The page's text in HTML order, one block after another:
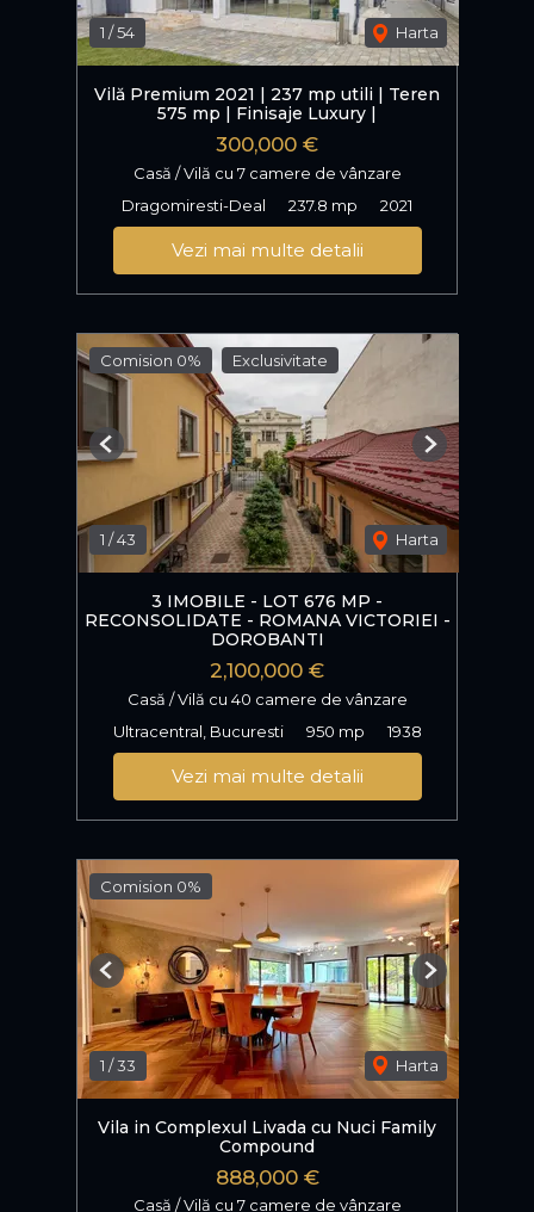
1 /54 Harta
Vilă Premium 2021 | 237 mp utili | Teren
575 mp | Finisaje Luxury |
300,000 €
Casă / Vilă cu 7 camere de vânzare
Dragomiresti-Deal
237.8 mp 2021
Vezi mai multe detalii
Comision 0% Exclusivitate
1 /43 Harta
Previous Next
3 IMOBILE - LOT 676 MP -
RECONSOLIDATE - ROMANA VICTORIEI -
DOROBANTI
2,100,000 €
Casă / Vilă cu 40 camere de vânzare
Ultracentral, Bucuresti
950 mp 1938
Vezi mai multe detalii
Comision 0%
1 /33 Harta
Previous Next
Vila in Complexul Livada cu Nuci Family
Compound
888,000 €
Casă / Vilă cu 7 camere de vânzare